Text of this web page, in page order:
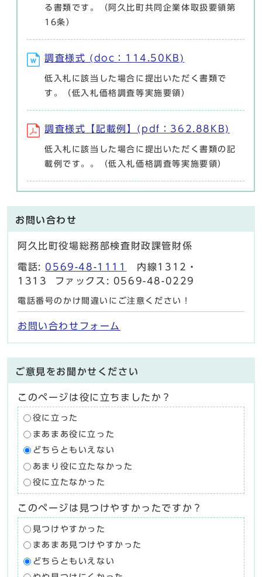
る書類です。（阿久比町共同企業体取扱要領第
16条）
調査様式 (doc：114.50KB)
低入札に該当した場合に提出いただく書類で
す。（低入札価格調査等実施要領）
調査様式【記載例】(pdf：362.88KB)
低入札に該当した場合に提出いただく書類の記
載例です。。（低入札価格調査等実施要領）
お問い合わせ
阿久比町役場総務部検査財政課管財係
電話: 0569-48-1111
内線1312・
1313 ファックス: 0569-48-0229
電話番号のかけ間違いにご注意ください！
お問い合わせフォーム
ご意見をお聞かせください
このページは役に立ちましたか？
役に立った
まあまあ役に立った
どちらともいえない
あまり役に立たなかった
役に立たなかった
このページは見つけやすかったですか？
見つけやすかった
まあまあ見つけやすかった
どちらともいえない